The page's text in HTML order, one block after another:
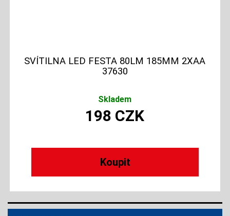
SVÍTILNA LED FESTA 80LM 185MM 2XAA
37630
Skladem
198 CZK